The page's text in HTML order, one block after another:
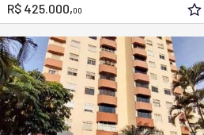
R$ 425.000,00